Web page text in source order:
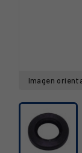
Imagen